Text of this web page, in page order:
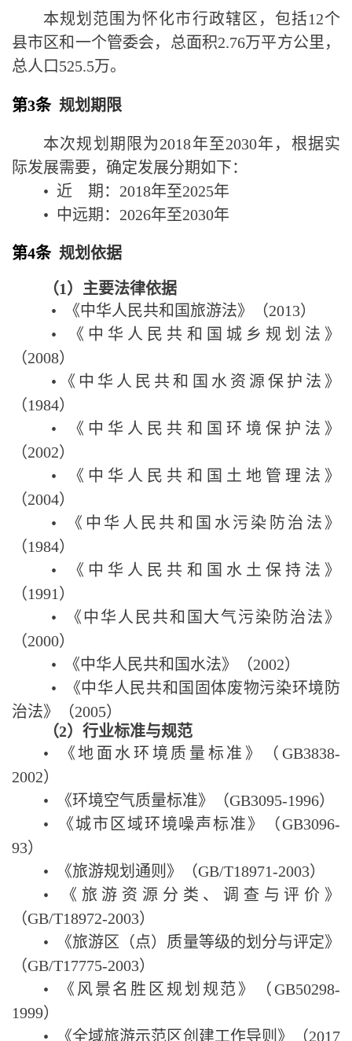
本规划范围为怀化市行政辖区，包括12个
县市区和一个管委会，总面积2.76万平方公里，
总人口 525.5万。
第3条 规划期限
本次规划期限为2018年至2030年，根据实
际发展需要，确定发展分期如下：
• 近 期： 2018年至2025年
• 中远期： 2026年至2030年
第4条 规划依据
（1）主要法律依据
•
《中华人民共和国旅游法》（2013）
•
《中华人民共和国城乡规划法》
（2008）
• 《中华人民共和国水资源保护法》
（1984）
•
《中华人民共和国环境保护法》
（2002）
•
《中华人民共和国土地管理法》
（2004）
•
《中华人民共和国水污染防治法》
（1984）
•
《中华人民共和国水土保持法》
（1991）
•
《中华人民共和国大气污染防治法》
（2000）
•
《中华人民共和国水法》（2002）
•
《中华人民共和国固体废物污染环境防
治法》（2005）
（2）行业标准与规范
•
《地面水环境质量标准》（ GB3838-
2002）
•
《环境空气质量标准》（GB3095-1996）
•
《城市区域环境噪声标准》（GB3096-
93）
•
《旅游规划通则》（GB/T18971-2003）
•
《旅游资源分类、调查与评价》
（GB/T18972-2003）
•
《旅游区（点）质量等级的划分与评定》
（GB/T17775-2003）
•
《风景名胜区规划规范》（GB50298-
1999）
•
《全域旅游示范区创建工作导则》（2017